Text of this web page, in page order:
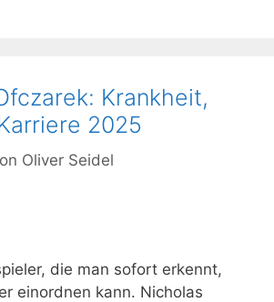
Krankheit,
2025
Oliver Seidel
die man sofort erkennt,
einordnen kann. Nicholas